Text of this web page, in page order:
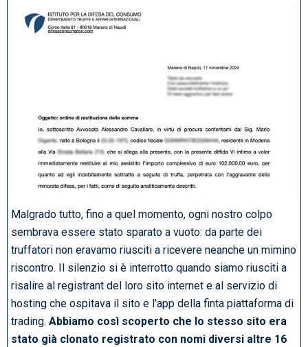
Malgrado tutto, fino a quel momento, ogni nostro colpo
sembrava essere stato sparato a vuoto: da parte dei
truffatori non eravamo riusciti a ricevere neanche un mimino
riscontro. Il silenzio si è interrotto quando siamo riusciti a
risalire al registrant del loro sito internet e al servizio di
hosting che ospitava il sito e l’app della finta piattaforma di
trading. Abbiamo così scoperto che lo stesso sito era
stato già clonato registrato con nomi diversi altre 16